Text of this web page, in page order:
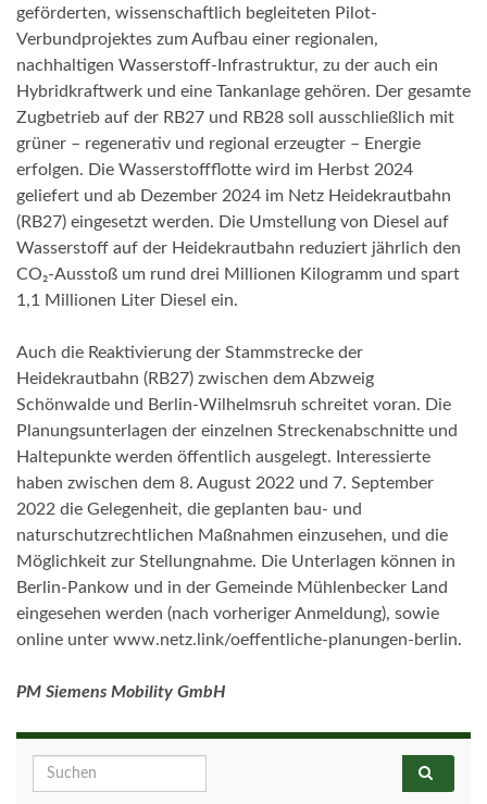
geförderten, wissenschaftlich begleiteten Pilot-
Verbundprojektes zum Aufbau einer regionalen,
nachhaltigen Wasserstoff-Infrastruktur, zu der auch ein
Hybridkraftwerk und eine Tankanlage gehören. Der gesamte
Zugbetrieb auf der RB27 und RB28 soll ausschließlich mit
grüner – regenerativ und regional erzeugter – Energie
erfolgen. Die Wasserstoffflotte wird im Herbst 2024
geliefert und ab Dezember 2024 im Netz Heidekrautbahn
(RB27) eingesetzt werden. Die Umstellung von Diesel auf
Wasserstoff auf der Heidekrautbahn reduziert jährlich den
CO₂-Ausstoß um rund drei Millionen Kilogramm und spart
1,1 Millionen Liter Diesel ein.
Auch die Reaktivierung der Stammstrecke der
Heidekrautbahn (RB27) zwischen dem Abzweig
Schönwalde und Berlin-Wilhelms­ruh schreitet voran. Die
Planungsunterlagen der einzelnen Streckenabschnitte und
Haltepunkte werden öffentlich ausgelegt. Interessierte
haben zwischen dem 8. August 2022 und 7. September
2022 die Gelegenheit, die geplanten bau- und
naturschutzrechtlichen Maßnahmen einzusehen, und die
Möglichkeit zur Stellungnahme. Die Unterlagen können in
Berlin-Pankow und in der Gemeinde Mühlenbecker Land
eingesehen werden (nach vorheriger Anmeldung), sowie
online unter www.netz.link/oeffentliche-planungen-berlin.
PM Siemens Mobility GmbH
Search for: